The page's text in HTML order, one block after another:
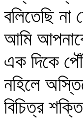
বলিতেছি
আমি
এক দিকে
নহিলে
বিচিত্র